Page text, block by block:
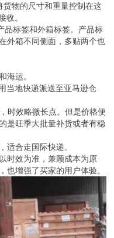
货物的尺寸和重量控制在这
收。
品标签和外箱标签。产品标
外箱不同侧面，多贴两个也
海运。
当地快递派送至亚马逊仓
时效略微长点。但是价格便
是旺季大批量补货或者有稳
适合走国际快递。
时效为准，兼顾成本为原
也增强了买家的用户体验。